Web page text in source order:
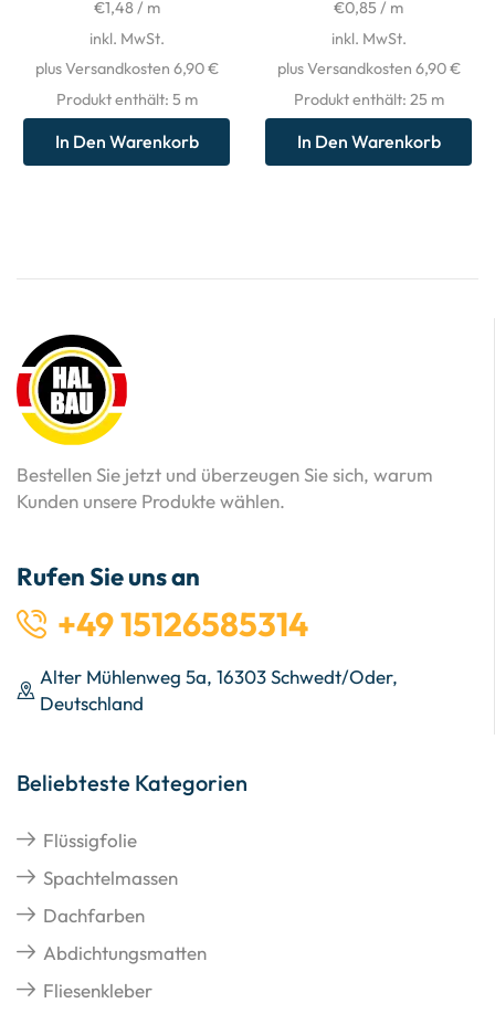
€1,48/ m
inkl. MwSt.
plus Versandkosten 6,90 €
Produkt enthält: 5 m
In Den Warenkorb
€0,85 / m
inkl. MwSt.
plus Versandkosten 6,90 €
Produkt enthält: 25 m
In Den Warenkorb
Bestellen Sie jetzt und überzeugen Sie sich, warum
Kunden unsere Produkte wählen.
Rufen Sie uns an
+49 15126585314
Alter Mühlenweg 5a, 16303 Schwedt/Oder,
Deutschland
Beliebteste Kategorien
Flüssigfolie
Spachtelmassen
Dachfarben
Abdichtungsmatten
Fliesenkleber